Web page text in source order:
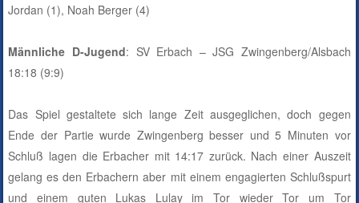
Jordan (1), Noah Berger (4)
Männliche D-Jugend: SV Erbach – JSG Zwingenberg/Alsbach
18:18 (9:9)
Das Spiel gestaltete sich lange Zeit ausgeglichen, doch gegen
Ende der Partie wurde Zwingenberg besser und 5 Minuten vor
Schluß lagen die Erbacher mit 14:17 zurück. Nach einer Auszeit
gelang es den Erbachern aber mit einem engagierten Schlußspurt
und einem guten Lukas Lulay im Tor wieder Tor um Tor